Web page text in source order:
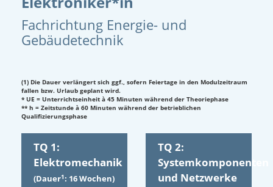
Fachrichtung Energie- und
Gebäudetechnik
(1) Die Dauer verlängert sich ggf., sofern Feiertage in den Modulzeitraum
fallen bzw. Urlaub geplant wird.
* UE = Unterrichtseinheit à 45 Minuten während der Theoriephase
** h = Zeitstunde à 60 Minuten während der betrieblichen
Qualifizierungsphase
TQ 1:
Elektromechanik
(Dauer1: 16 Wochen)
TQ 2:
Systemkomponenten
und Netzwerke